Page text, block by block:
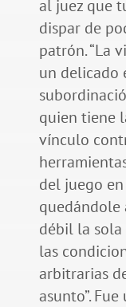
al juez que
dispar de
patrón. “La
un delicado
quien tiene
vínculo
del juego
quedándole
débil la sola
las
arbitrarias
asunto”.